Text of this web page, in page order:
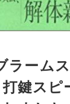
ラーム
鍵スピ